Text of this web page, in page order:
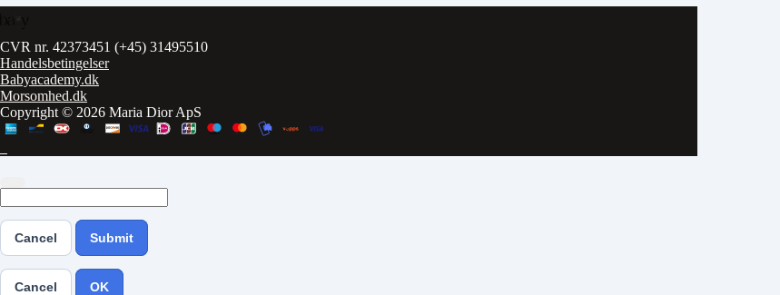
CVR nr. 42373451 (+45) 31495510
Handelsbetingelser
Babyacademy.dk
Morsomhed.dk
Copyright © 2026 Maria Dior ApS
Cancel Submit
Cancel OK